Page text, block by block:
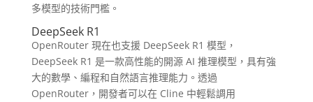
多模型的技術門檻。
DeepSeek R1
OpenRouter 現在也支援 DeepSeek R1 模型，
DeepSeek R1 是一款高性能的開源 AI 推理模型，具有強
大的數學、編程和自然語言推理能力。透過
OpenRouter，開發者可以在 Cline 中輕鬆調用